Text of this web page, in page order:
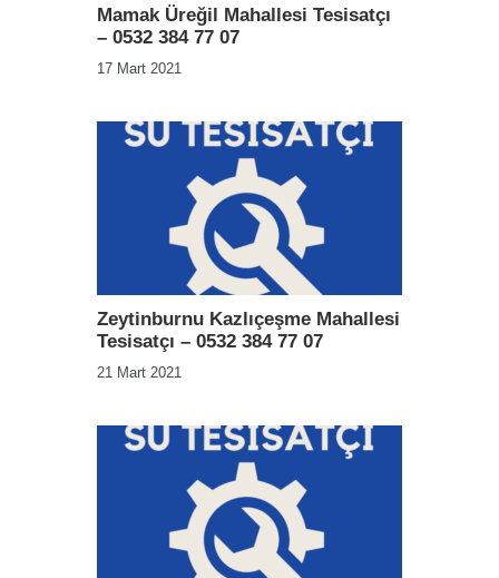
Mamak Üreğil Mahallesi Tesisatçı
– 0532 384 77 07
17 Mart 2021
Zeytinburnu Kazlıçeşme Mahallesi
Tesisatçı – 0532 384 77 07
21 Mart 2021